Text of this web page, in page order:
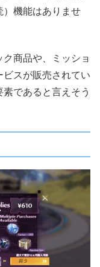
）機能はありませ
商品や、ミッショ
ビスが販売されてい
であると言えそう